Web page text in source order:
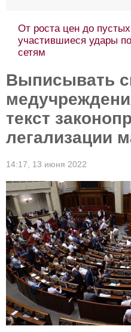
От роста цен до
участившиеся удары
сетям
Выписывать
текст
легализации
14:17, 13 июня 2022